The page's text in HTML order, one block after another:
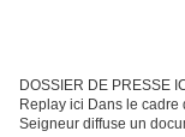
DOSSIER DE PRESSE
Replay ici Dans le cadre
Seigneur diffuse un